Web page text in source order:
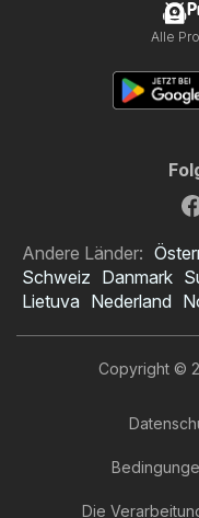
Alle
Andere Länder:
Schweiz Danmark
Lietuva Nederland
Copyright ©
Die